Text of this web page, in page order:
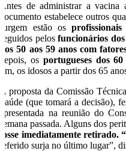
Antes de administrar a
documento estabelece outros
surgem estão os
seguidos pelosfuncionários
dos 50 aos 59 anos com
depois, os portugueses dos
fim, os idosos a partir dos 65
A proposta da Comissão
Saúde (que tomará a decisão),
apresentada na reunião do
semana passada. Alguns dos
fosse imediatamente retirado. “
referido surja no último lugar”,